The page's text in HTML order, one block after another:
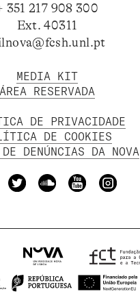
351 217 908 300
Ext. 40311
MEDIA KIT
ÁREA RESERVADA
DE PRIVACIDADE
DE COOKIES
DENÚNCIAS DA NOVA